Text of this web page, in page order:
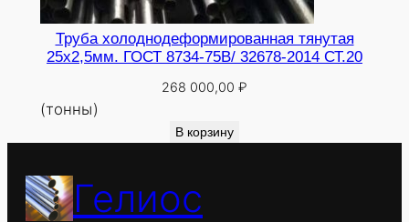
Труба холоднодеформированная тянутая
25х2,5мм. ГОСТ 8734-75В/ 32678-2014 СТ.20
268 000,00 ₽
(тонны)
В корзину
Гелиос